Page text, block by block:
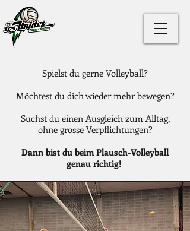
Spielst du gerne Volleyball?
Möchtest du dich wieder mehr bewegen?
Suchst du einen Ausgleich zum Alltag,
ohne grosse Verpflichtungen?​
Dann bist du beim Plausch-Volleyball
genau richtig!